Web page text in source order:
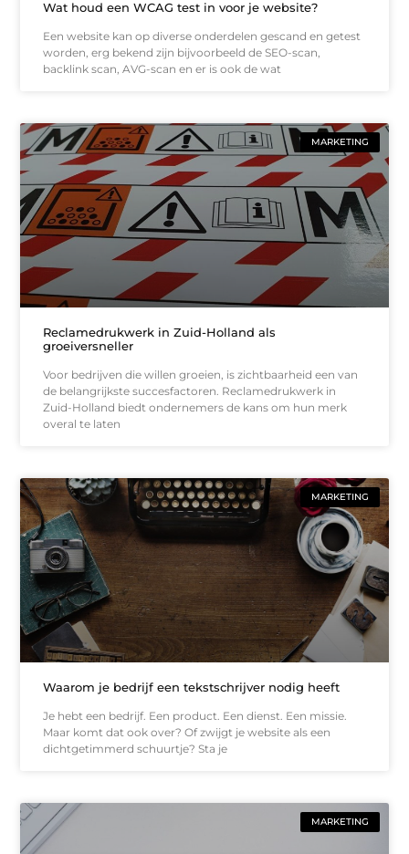
Wat houd een WCAG test in voor je website?
Een website kan op diverse onderdelen gescand en getest
worden, erg bekend zijn bijvoorbeeld de SEO-scan,
backlink scan, AVG-scan en er is ook de wat
MARKETING
Reclamedrukwerk in Zuid-Holland als
groeiversneller
Voor bedrijven die willen groeien, is zichtbaarheid een van
de belangrijkste succesfactoren. Reclamedrukwerk in
Zuid-Holland biedt ondernemers de kans om hun merk
overal te laten
MARKETING
Waarom je bedrijf een tekstschrijver nodig heeft
Je hebt een bedrijf. Een product. Een dienst. Een missie.
Maar komt dat ook over? Of zwijgt je website als een
dichtgetimmerd schuurtje? Sta je
MARKETING